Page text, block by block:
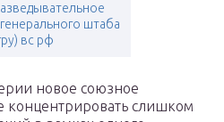
штаба
вс рф
новое союзное
концентрировать слишком